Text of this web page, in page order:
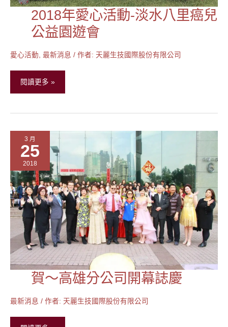
2018年愛心活動-淡水八里癌兒
公益園遊會
愛心活動, 最新消息 / 作者: 天麗生技國際股份有限公司
2018
心
動-
八
癌
兒
公
益
園
遊
會
閱讀更多 »
3 月
25
2018
賀～高雄分公司開幕誌慶
最新消息 / 作者: 天麗生技國際股份有限公司
高